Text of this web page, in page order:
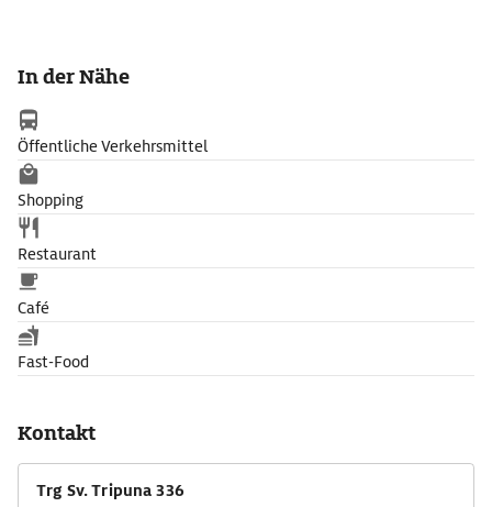
In der Nähe
Öffentliche Verkehrsmittel
Shopping
Restaurant
Café
Fast-Food
Kontakt
Trg Sv. Tripuna 336